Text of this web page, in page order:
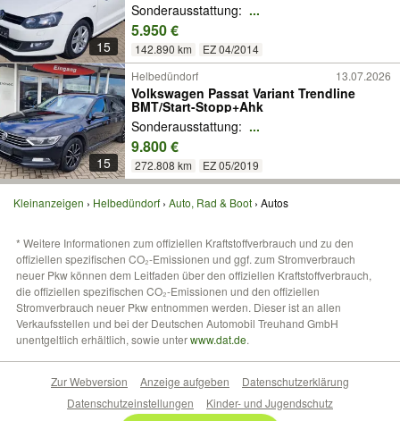
15
Sonderausstattung: ...
5.950 €
142.890 km EZ 04/2014
15
Helbedündorf 13.07.2026
Volkswagen Passat Variant Trendline
BMT/Start-Stopp+Ahk
Sonderausstattung: ...
9.800 €
272.808 km EZ 05/2019
Kleinanzeigen Helbedündorf Auto, Rad & Boot Autos
* Weitere Informationen zum offiziellen Kraftstoffverbrauch und zu den
offiziellen spezifischen CO₂-Emissionen und ggf. zum Stromverbrauch
neuer Pkw können dem Leitfaden über den offiziellen Kraftstoffverbrauch,
die offiziellen spezifischen CO₂-Emissionen und den offiziellen
Stromverbrauch neuer Pkw entnommen werden. Dieser ist an allen
Verkaufsstellen und bei der Deutschen Automobil Treuhand GmbH
unentgeltlich erhältlich, sowie unterwww.dat.de.
Zur Webversion Anzeige aufgeben
Datenschutzerklärung
Datenschutzeinstellungen
Kinder- und Jugendschutz